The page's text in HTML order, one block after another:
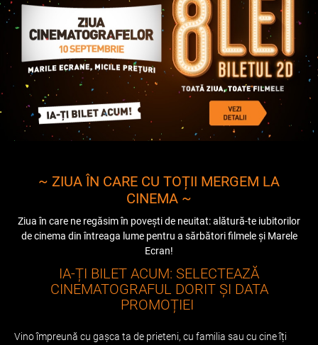
~ ZIUA ÎN CARE CU TOȚII MERGEM LA
CINEMA ~
Ziua în care ne regăsim în povești de neuitat: alătură-te iubitorilor
de cinema din întreaga lume pentru a sărbători filmele și Marele
Ecran!
IA-ȚI BILET ACUM: SELECTEAZĂ
CINEMATOGRAFUL DORIT ȘI DATA
PROMOȚIEI
Vino împreună cu gașca ta de prieteni, cu familia sau cu cine îți